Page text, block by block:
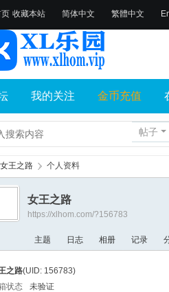
收藏本站 简体中文 繁體中文
我的关注 金币充值
帖子
女王之路 › 个人资料
女王之路
https://xlhom.com/?156783
主题 日志 相册 记录
之路(UID: 156783)
状态
未验证